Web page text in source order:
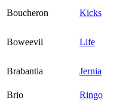
Boucheron
Kicks
Boweevil Life
Brabantia
Jernia
Brio
Ringo